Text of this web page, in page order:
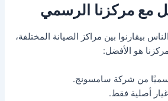
مع مركزنا الرسمي
بيقارنوا بين مراكز الصيانة المختلفة،
هو الأفضل:
من شركة سامسونج.
أصلية فقط.